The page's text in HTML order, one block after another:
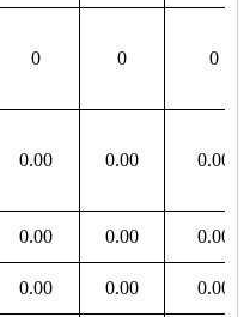
0 0 0
0.00 0.00 0.00
0.00 0.00 0.00
0.00 0.00 0.00